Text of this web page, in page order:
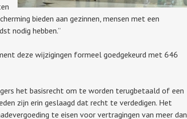
bieden aan gezinnen, mensen met een
nodig hebben.”
deze wijzigingen formeel goedgekeurd met 646
het basisrecht om te worden terugbetaald of een
zijn erin geslaagd dat recht te verdedigen. Het
te eisen voor vertragingen van meer dan